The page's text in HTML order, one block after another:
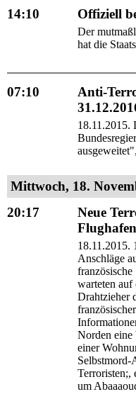
14:10 Offiziell
Der
hat die
07:10
Anti-
18.11.2015.
Mittwoch, 18.
20:17
Neue
18.11.2015.
Anschläge
warteten auf
Drahtzieher
Norden eine
einer
Selbstmord-
Terroristen;,
um